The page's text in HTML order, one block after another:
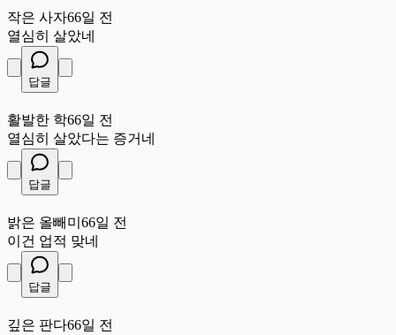
작은 사자66일 전
열심히 살았네
답글
활발한 학66일 전
열심히 살았다는 증거네
답글
밝은 올빼미 66일 전
이건 업적 맞네
답글
깊은 판다66일 전